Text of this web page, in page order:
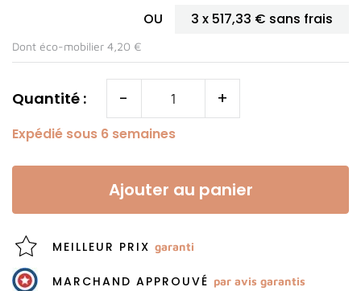
OU 3 x 517,33 € sans frais
Dont éco-mobilier 4,20 €
Quantité : - +
Expédié sous 6 semaines
Ajouter au panier
MEILLEUR PRIX garanti
MARCHAND APPROUVÉ par avis garantis